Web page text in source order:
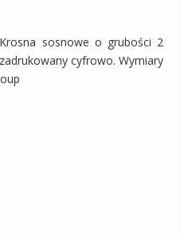
sosnowe o grubości 2
cyfrowo. Wymiary